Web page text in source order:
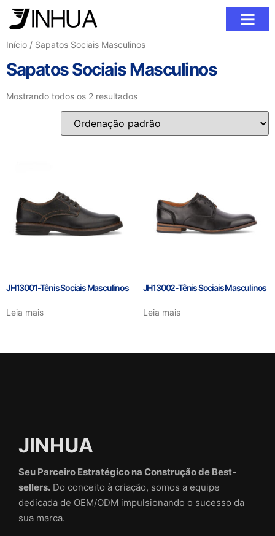
Início / Sapatos Sociais Masculinos
Sapatos Sociais Masculinos
Mostrando todos os 2 resultados
JH13001-Tênis Sociais Masculinos
Leia mais
JH13002-Tênis Sociais Masculinos
Leia mais
JINHUA
Seu Parceiro Estratégico na Construção de Best-
sellers. Do conceito à criação, somos a equipe
dedicada de OEM/ODM impulsionando o sucesso da
sua marca.